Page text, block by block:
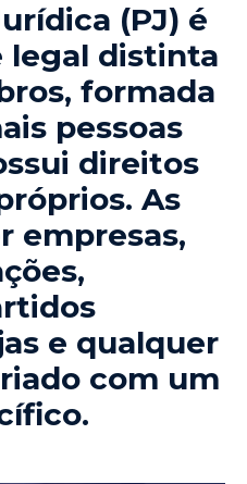
(PJ) é
legal distinta
formada
pessoas
direitos
As
empresas,
e qualquer
com um